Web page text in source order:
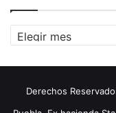
Archivos
Derechos